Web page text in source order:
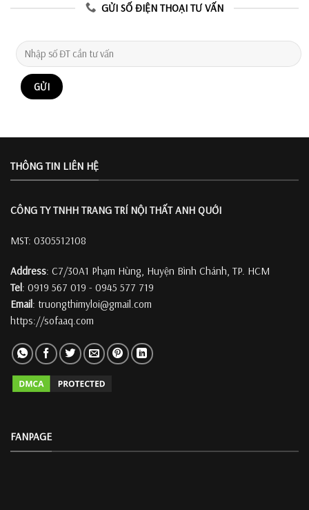
GỬI SỐ ĐIỆN THOẠI TƯ VẤN
THÔNG TIN LIÊN HỆ
CÔNG TY TNHH TRANG TRÍ NỘI THẤT ANH QUỚI
MST: 0305512108
Address: C7/30A1 Phạm Hùng, Huyện Bình Chánh, TP. HCM
Tel: 0919 567 019 - 0945 577 719
Email: truongthimyloi@gmail.com
https://sofaaq.com
FANPAGE